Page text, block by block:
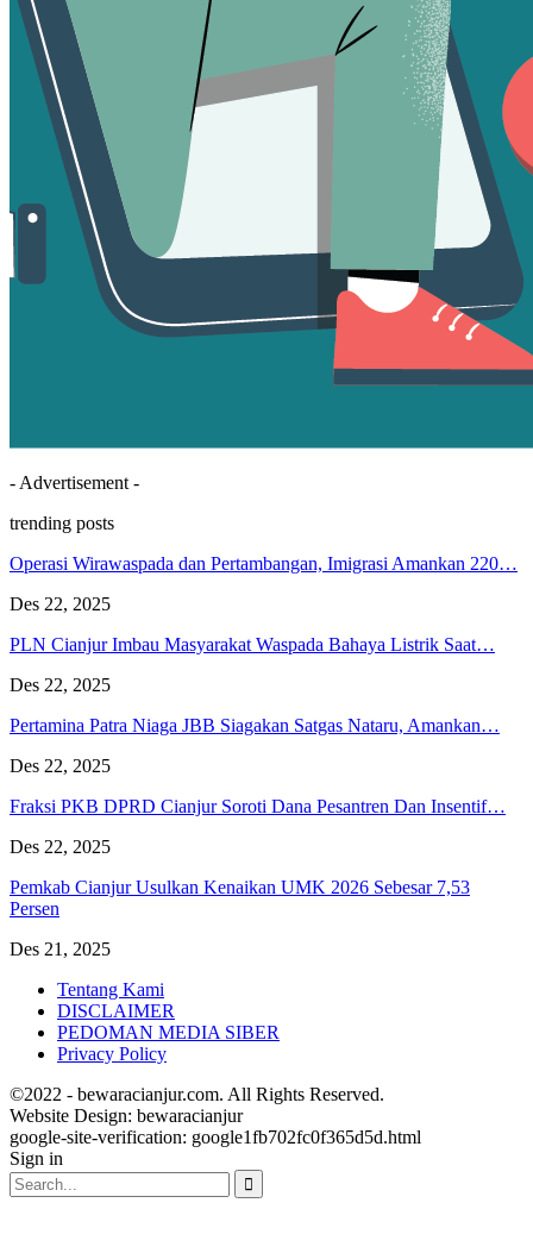
- Advertisement -
trending posts
Operasi Wirawaspada dan Pertambangan, Imigrasi Amankan 220…
Des 22, 2025
PLN Cianjur Imbau Masyarakat Waspada Bahaya Listrik Saat…
Des 22, 2025
Pertamina Patra Niaga JBB Siagakan Satgas Nataru, Amankan…
Des 22, 2025
Fraksi PKB DPRD Cianjur Soroti Dana Pesantren Dan Insentif…
Des 22, 2025
Pemkab Cianjur Usulkan Kenaikan UMK 2026 Sebesar 7,53
Persen
Des 21, 2025
Tentang Kami
DISCLAIMER
PEDOMAN MEDIA SIBER
Privacy Policy
©2022 - bewaracianjur.com. All Rights Reserved.
Website Design: bewaracianjur
google-site-verification: google1fb702fc0f365d5d.html
Sign in